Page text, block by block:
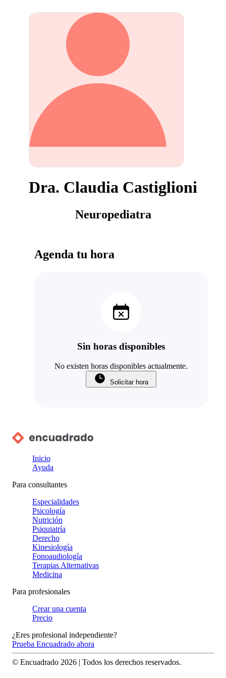
Dra. Claudia Castiglioni
Neuropediatra
Agenda tu hora
Sin horas disponibles
No existen horas disponibles actualmente.
Solicitar hora
Inicio
Ayuda
Para consultantes
Especialidades
Psicología
Nutrición
Psiquiatría
Derecho
Kinesiología
Fonoaudiología
Terapias Alternativas
Medicina
Para profesionales
Crear una cuenta
Precio
¿Eres profesional independiente?
Prueba Encuadrado ahora
© Encuadrado 2026 | Todos los derechos reservados.